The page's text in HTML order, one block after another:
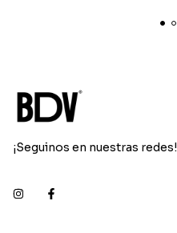
¡Seguinos en nuestras redes!